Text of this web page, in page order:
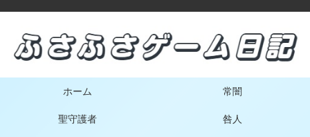
ホーム 常闇
聖守護者 咎人